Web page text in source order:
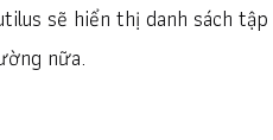
sẽ hiển thị danh sách
nữa.